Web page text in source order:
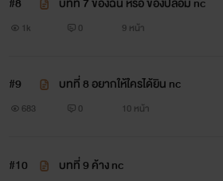
1k 0 9 หน้า
#9 บทที่ 8 อยากให้ใครได้ยิน nc
683 0 10 หน้า
#10 บทที่ 9 ค้าง nc